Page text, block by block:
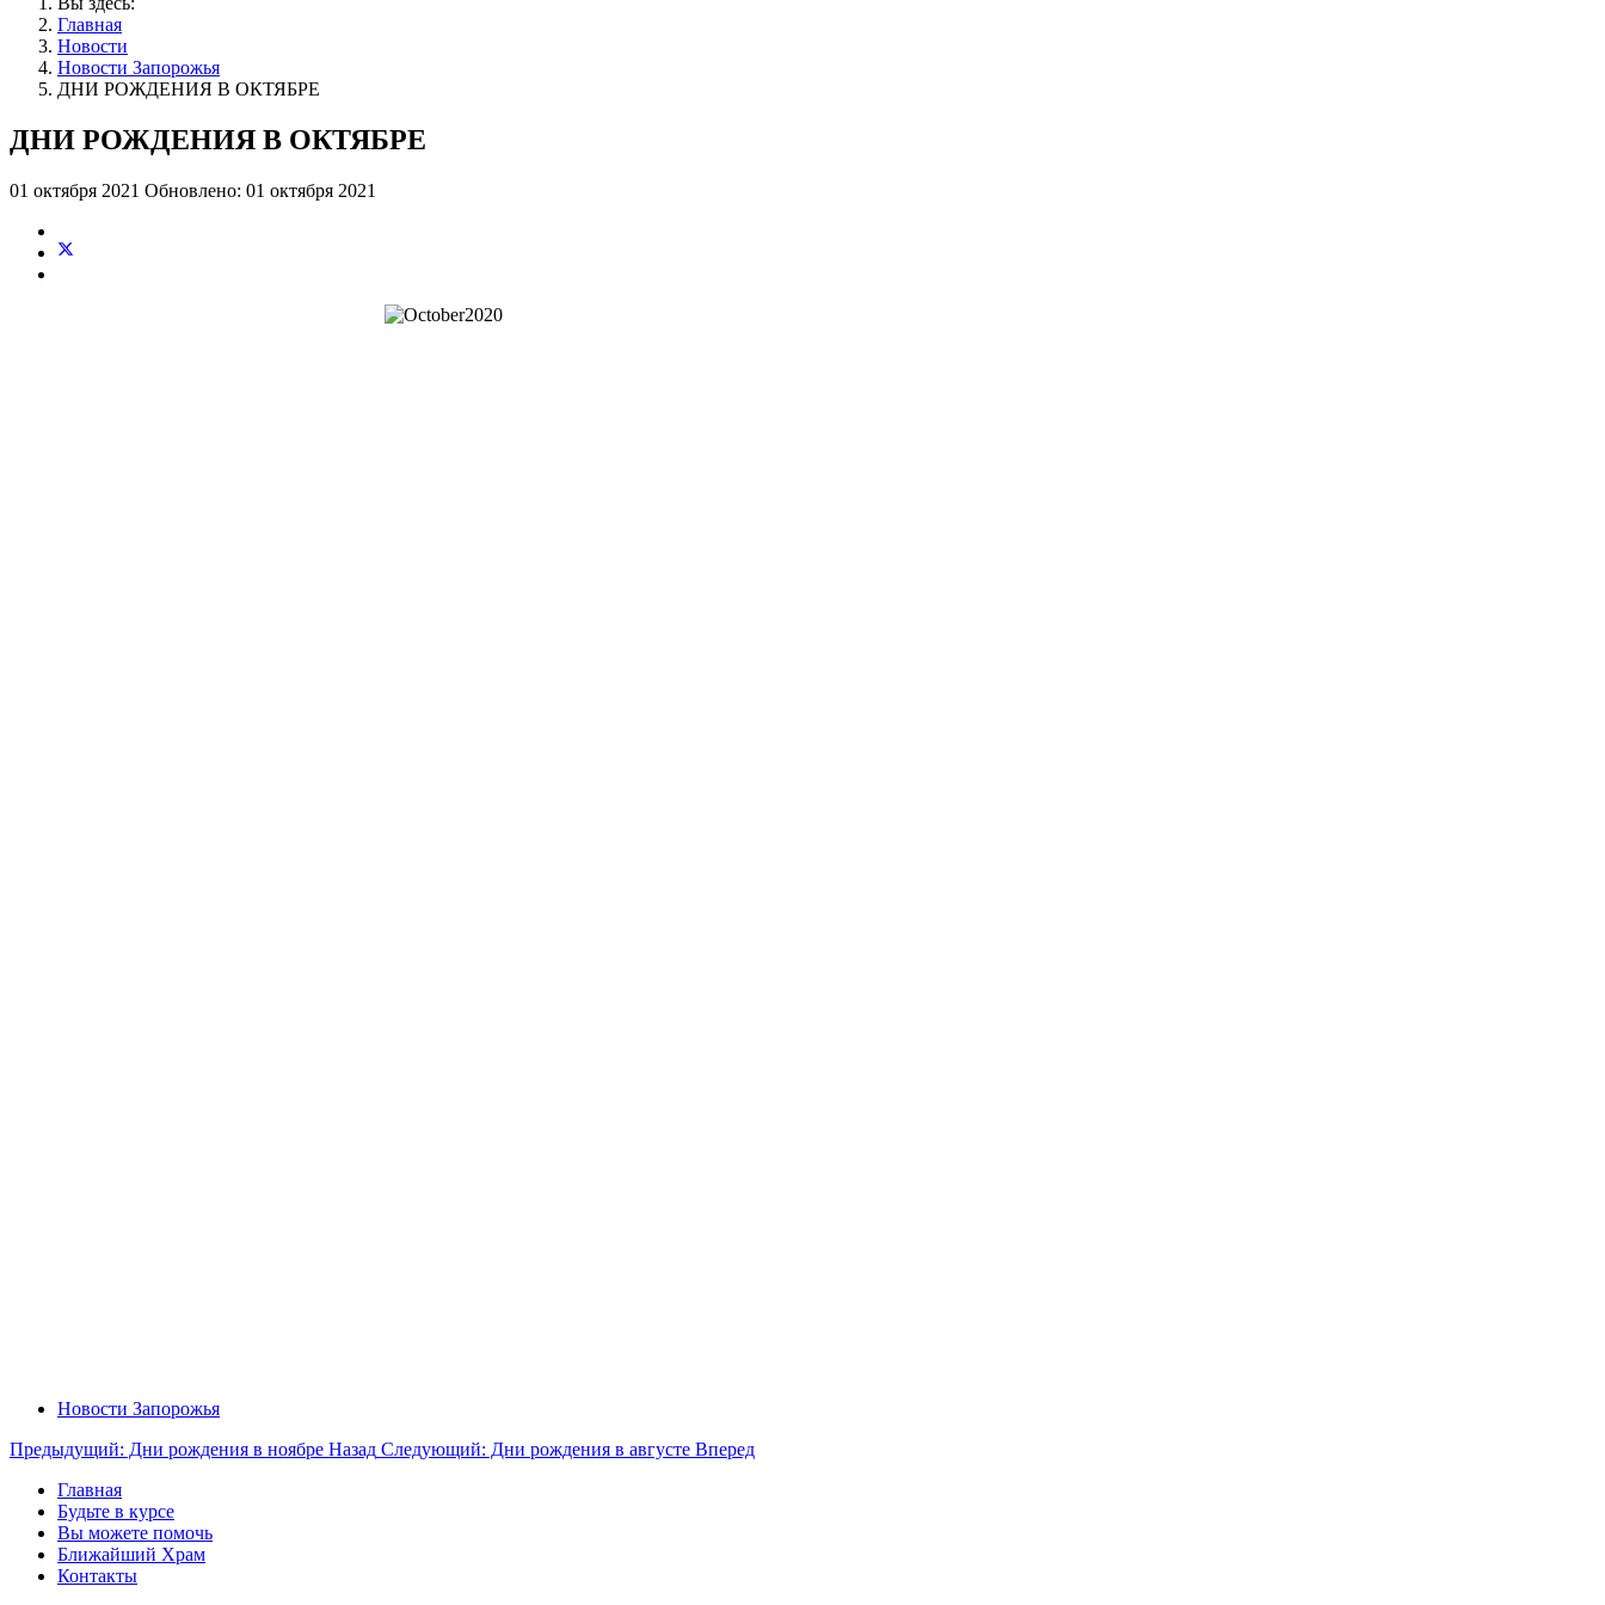
Главная
Новости
Новости Запорожья
ДНИ РОЖДЕНИЯ В ОКТЯБРЕ
ДНИ РОЖДЕНИЯ В ОКТЯБРЕ
01 октября 2021 Обновлено: 01 октября 2021
Новости Запорожья
Предыдущий: Дни рождения в ноябре Назад Следующий: Дни рождения в августе Вперед
Главная
Будьте в курсе
Вы можете помочь
Ближайший Храм
Контакты